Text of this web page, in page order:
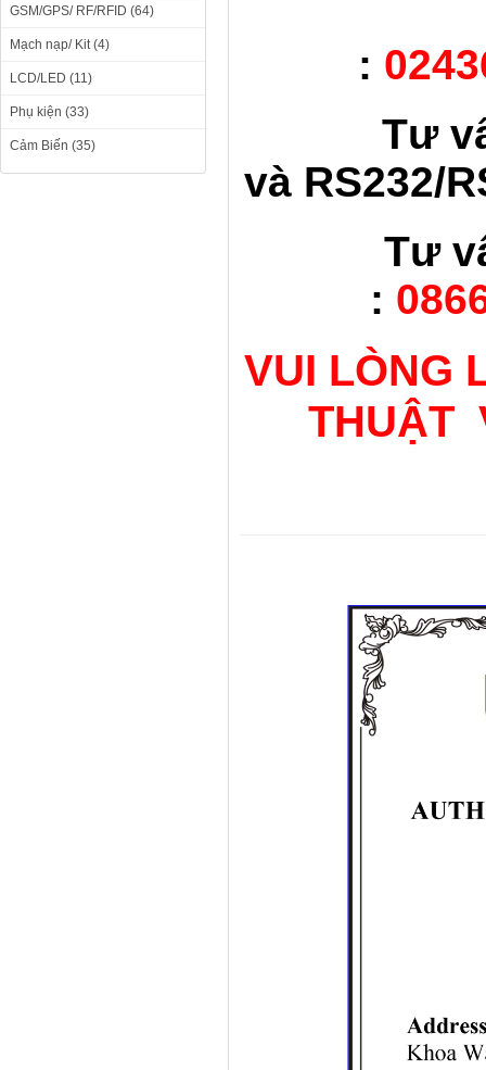
GSM/GPS/ RF/RFID (64)
Mạch nạp/ Kit (4)
LCD/LED (11)
Phụ kiện (33)
Cảm Biến (35)
:
Tư
và RS232/
Tư
:
VUI LÒNG
THUẬT